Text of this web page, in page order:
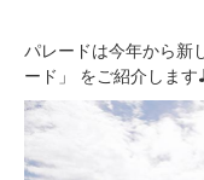
パレードは今年から新
ード」 をご紹介します